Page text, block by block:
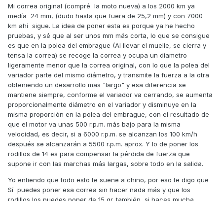
Mi correa original (compré la moto nueva) a los 2000 km ya
medía 24 mm, (dudo hasta que fuera de 25,2 mm) y con 7000
km ahí sigue. La idea de poner esta es porque ya he hecho
pruebas, y sé que al ser unos mm más corta, lo que se consigue
es que en la polea del embrague (Al llevar el muelle, se cierra y
tensa la correa) se recoge la correa y ocupa un diametro
ligeramente menor que la correa original, con lo que la polea del
variador parte del mismo diámetro, y transmite la fuerza a la otra
obteniendo un desarrollo mas "largo" y esa diferencia se
mantiene siempre, conforme el variador va cerrando, se aumenta
proporcionalmente diámetro en el variador y disminuye en la
misma proporción en la polea del embrague, con el resultado de
que el motor va unas 500 r.p.m. más bajo para la misma
velocidad, es decir, si a 6000 r.p.m. se alcanzan los 100 km/h
después se alcanzarán a 5500 r.p.m. aprox. Y lo de poner los
rodillos de 14 es para compensar la pérdida de fuerza que
supone ir con las marchas más largas, sobre todo en la salida.
Yo entiendo que todo esto te suene a chino, por eso te digo que
Sí puedes poner esa correa sin hacer nada más y que los